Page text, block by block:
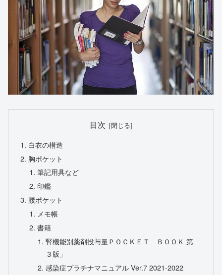
目次
白衣の構造
胸ポケット
筆記用具など
印鑑
腰ポケット
メモ帳
書籍
腎機能別薬剤投与量ＰＯＣＫＥＴ ＢＯＯＫ 第
３版」
感染症プラチナマニュアル Ver.7 2021-2022